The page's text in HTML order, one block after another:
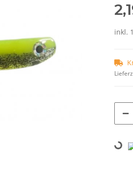
inkl.